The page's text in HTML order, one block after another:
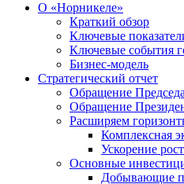
О «Норникеле»
Краткий обзор
Ключевые
Ключевые события
Бизнес-модель
Стратегический отчет
Обращение
Обращение
Расширяем
Комплексная
Ускорение
Основные
Добывающие